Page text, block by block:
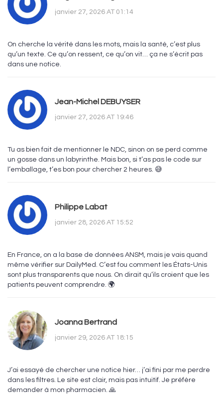
janvier 27, 2026 AT 01:14
On cherche la vérité dans les mots, mais la santé, c’est plus
qu’un texte. Ce qu’on ressent, ce qu’on vit… ça ne s’écrit pas
dans une notice.
Jean-Michel DEBUYSER
janvier 27, 2026 AT 19:46
Tu as bien fait de mentionner le NDC, sinon on se perd comme
un gosse dans un labyrinthe. Mais bon, si t’as pas le code sur
l’emballage, t’es bon pour chercher 2 heures. 😅
Philippe Labat
janvier 28, 2026 AT 15:52
En France, on a la base de données ANSM, mais je vais quand
même vérifier sur DailyMed. C’est fou comment les États-Unis
sont plus transparents que nous. On dirait qu’ils croient que les
patients peuvent comprendre. 🌍
Joanna Bertrand
janvier 29, 2026 AT 18:15
J’ai essayé de chercher une notice hier… j’ai fini par me perdre
dans les filtres. Le site est clair, mais pas intuitif. Je préfère
demander à mon pharmacien. 🙏